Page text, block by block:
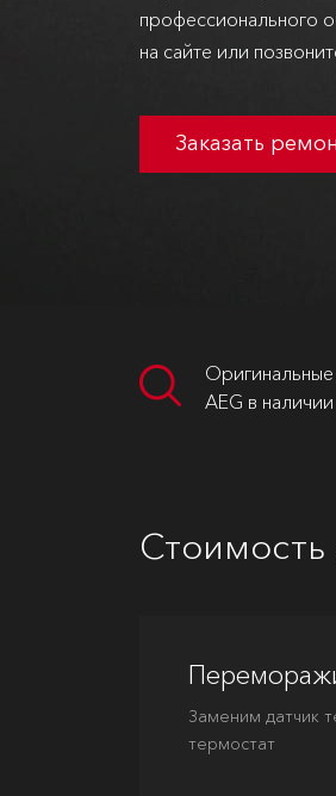
профессионального
на сайте или
Заказать
AEG в наличии
Заменим датчик
термостат